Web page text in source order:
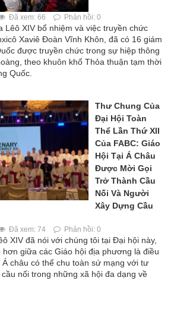
Đã xem: 66 Phản hồi: 0
Lêô XIV bổ nhiệm và việc truyền chức
Xaviê Đoàn Vĩnh Khôn, đã có 16 giám
được truyền chức trong sự hiệp thông
theo khuôn khổ Thỏa thuận tạm thời
Quốc.
Thư Chung Của
Đại Hội Toàn
Thể Lần Thứ XII
Của FABC: Giáo
Hội Tại Á Châu
Được Mời Gọi
Trở Thành Cầu
Nối Và Người
Xây Dựng Cầu
Đã xem: 74 Phản hồi: 0
XIV đã nói với chúng tôi tại Đại hội này,
giữa các Giáo hội địa phương là điều
châu có thể chu toàn sứ mạng với tư
nối trong những xã hội đa dạng về